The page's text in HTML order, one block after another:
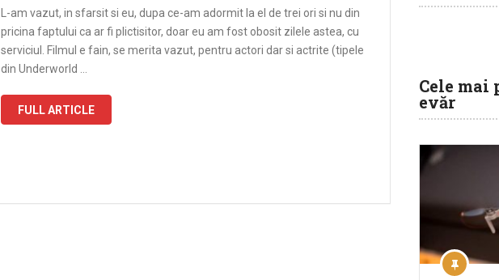
L-am vazut, in sfarsit si eu, dupa ce-am adormit la el de trei ori si nu din
pricina faptului ca ar fi plictisitor, doar eu am fost obosit zilele astea, cu
serviciul. Filmul e fain, se merita vazut, pentru actori dar si actrite (tipele
din Underworld …
FULL ARTICLE
Cele mai
evăr